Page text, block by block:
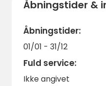
Åbningstider &
Åbningstider:
01/01 - 31/12
Fuld service:
Ikke angivet